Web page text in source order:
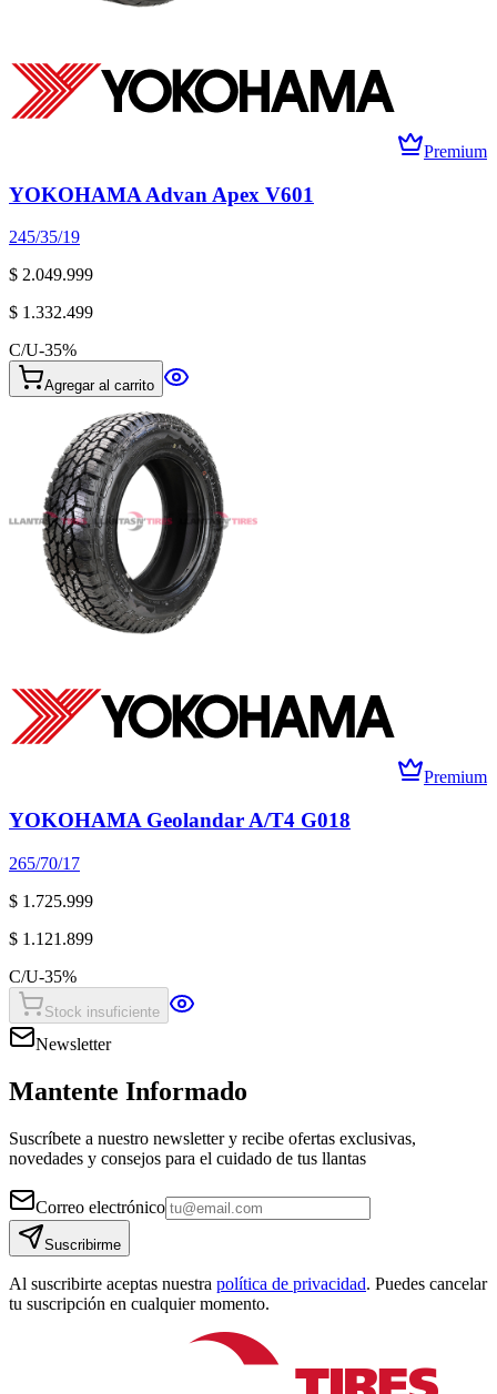
Premium
YOKOHAMA Advan Apex V601
245/35/19
$ 2.049.999
$ 1.332.499
C/U-35%
Agregar al carrito
Premium
YOKOHAMA Geolandar A/T4 G018
265/70/17
$ 1.725.999
$ 1.121.899
C/U-35%
Stock insuficiente
Newsletter
Mantente Informado
Suscríbete a nuestro newsletter y recibe ofertas exclusivas,
novedades y consejos para el cuidado de tus llantas
Correo electrónico
Suscribirme
Al suscribirte aceptas nuestra política de privacidad. Puedes cancelar
tu suscripción en cualquier momento.